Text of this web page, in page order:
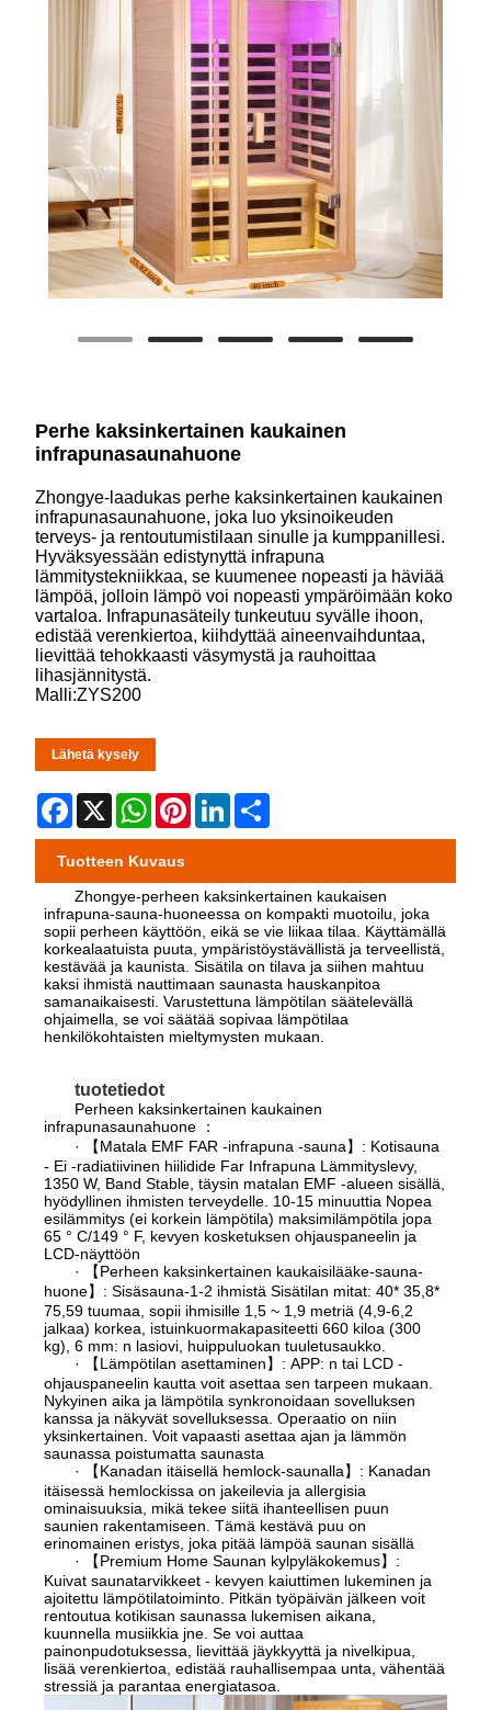
Perhe kaksinkertainen kaukainen
infrapunasaunahuone
Zhongye-laadukas perhe kaksinkertainen kaukainen
infrapunasaunahuone, joka luo yksinoikeuden
terveys- ja rentoutumistilaan sinulle ja kumppanillesi.
Hyväksyessään edistynyttä infrapuna
lämmitystekniikkaa, se kuumenee nopeasti ja häviää
lämpöä, jolloin lämpö voi nopeasti ympäröimään koko
vartaloa. Infrapunasäteily tunkeutuu syvälle ihoon,
edistää verenkiertoa, kiihdyttää aineenvaihduntaa,
lievittää tehokkaasti väsymystä ja rauhoittaa
lihasjännitystä.
Malli:ZYS200
Lähetä kysely
Facebook
X WhatsApp
PinterestLinkedIn
Tuotteen Kuvaus
Zhongye-perheen kaksinkertainen kaukaisen
infrapuna-sauna-huoneessa on kompakti muotoilu, joka
sopii perheen käyttöön, eikä se vie liikaa tilaa. Käyttämällä
korkealaatuista puuta, ympäristöystävällistä ja terveellistä,
kestävää ja kaunista. Sisätila on tilava ja siihen mahtuu
kaksi ihmistä nauttimaan saunasta hauskanpitoa
samanaikaisesti. Varustettuna lämpötilan säätelevällä
ohjaimella, se voi säätää sopivaa lämpötilaa
henkilökohtaisten mieltymysten mukaan.
tuotetiedot
Perheen kaksinkertainen kaukainen
infrapunasaunahuone ：
· 【Matala EMF FAR -infrapuna -sauna】: Kotisauna
- Ei -radiatiivinen hiilidide Far Infrapuna Lämmityslevy,
1350 W, Band Stable, täysin matalan EMF -alueen sisällä,
hyödyllinen ihmisten terveydelle. 10-15 minuuttia Nopea
esilämmitys (ei korkein lämpötila) maksimilämpötila jopa
65 ° C/149 ° F, kevyen kosketuksen ohjauspaneelin ja
LCD-näyttöön
· 【Perheen kaksinkertainen kaukaisilääke-sauna-
huone】: Sisäsauna-1-2 ihmistä Sisätilan mitat: 40* 35,8*
75,59 tuumaa, sopii ihmisille 1,5 ~ 1,9 metriä (4,9-6,2
jalkaa) korkea, istuinkuormakapasiteetti 660 kiloa (300
kg), 6 mm: n lasiovi, huippuluokan tuuletusaukko.
· 【Lämpötilan asettaminen】: APP: n tai LCD -
ohjauspaneelin kautta voit asettaa sen tarpeen mukaan.
Nykyinen aika ja lämpötila synkronoidaan sovelluksen
kanssa ja näkyvät sovelluksessa. Operaatio on niin
yksinkertainen. Voit vapaasti asettaa ajan ja lämmön
saunassa poistumatta saunasta
· 【Kanadan itäisellä hemlock-saunalla】: Kanadan
itäisessä hemlockissa on jakeilevia ja allergisia
ominaisuuksia, mikä tekee siitä ihanteellisen puun
saunien rakentamiseen. Tämä kestävä puu on
erinomainen eristys, joka pitää lämpöä saunan sisällä
· 【Premium Home Saunan kylpyläkokemus】:
Kuivat saunatarvikkeet - kevyen kaiuttimen lukeminen ja
ajoitettu lämpötilatoiminto. Pitkän työpäivän jälkeen voit
rentoutua kotikisan saunassa lukemisen aikana,
kuunnella musiikkia jne. Se voi auttaa
painonpudotuksessa, lievittää jäykkyyttä ja nivelkipua,
lisää verenkiertoa, edistää rauhallisempaa unta, vähentää
stressiä ja parantaa energiatasoa.